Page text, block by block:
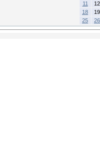
11
12
18
19
25
26